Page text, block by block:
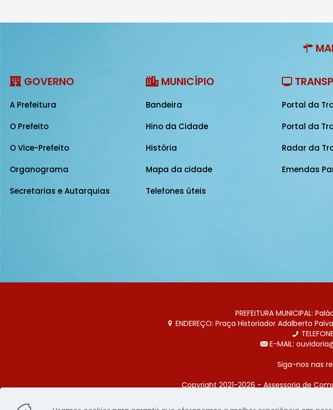
GOVERNO
A Prefeitura
O Prefeito
O Vice-Prefeito
Organograma
Secretarias e Autarquias
MUNICÍPIO
Bandeira
Hino da Cidade
História
Mapa da cidade
Telefones úteis
Portal da
Portal da
Radar da
Emendas
PREFEITURA MUNICIPAL:
ENDEREÇO: Praça Historiador Adalberto
E-MAIL:
Siga-nos nas
Copyright 2021-2026 - Assessoria de
Página desenvolvida pela agência